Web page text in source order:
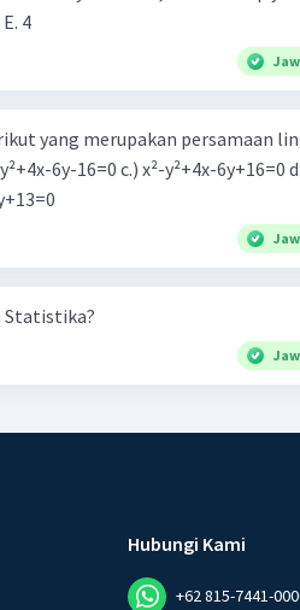
4
yang merupakan persamaan
6y-16=0 c.) x²-y²+4x-6y+16=0
6y+13=0
Statistika?
Hubungi Kami
+62 815-7441-